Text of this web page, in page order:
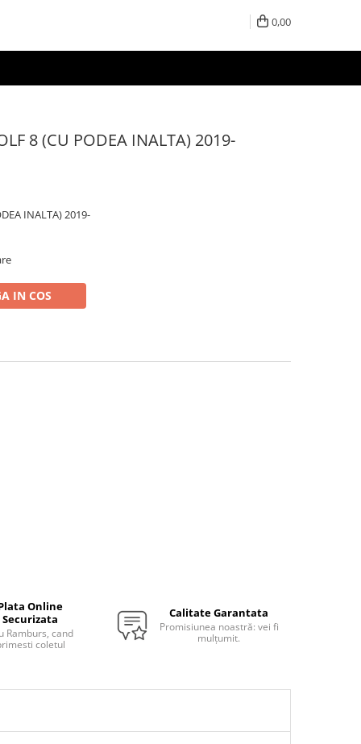
0,00
8 (CU PODEA INALTA) 2019-
INALTA) 2019-
IN COS
Online
Securizata
Ramburs, cand
coletul
Calitate Garantata
Promisiunea noastră: vei fi
mulțumit.